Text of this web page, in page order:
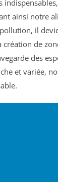
ainsi notre
il
de
des
et variée,